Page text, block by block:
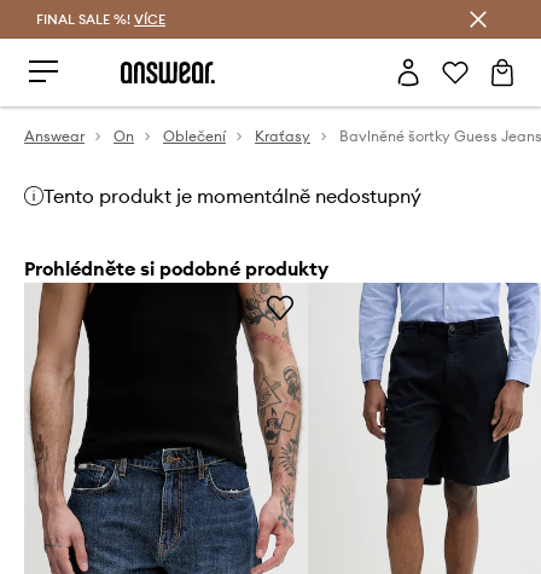
FINAL SALE %! VÍCE
Answear On Oblečení Kraťasy Bavlněné šortky Guess Jeans
Tento produkt je momentálně nedostupný
Prohlédněte si podobné produkty